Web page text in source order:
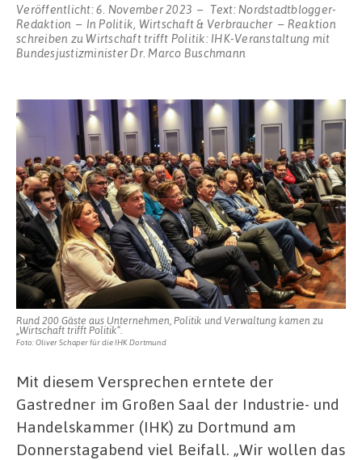
Veröffentlicht:6. November 2023 Text: Nordstadtblogger-
Redaktion
InPolitik, Wirtschaft & Verbraucher
Reaktion
schreiben zu Wirtschaft trifft Politik: IHK-Veranstaltung mit
Bundesjustizminister Dr. Marco Buschmann
Rund 200 Gäste aus Unternehmen, Politik und Verwaltung kamen zu
„Wirtschaft trifft Politik“.
Foto: Oliver Schaper für die IHK Dortmund
Mit diesem Versprechen erntete der
Gastredner im Großen Saal der Industrie- und
Handelskammer (IHK) zu Dortmund am
Donnerstagabend viel Beifall. „Wir wollen das